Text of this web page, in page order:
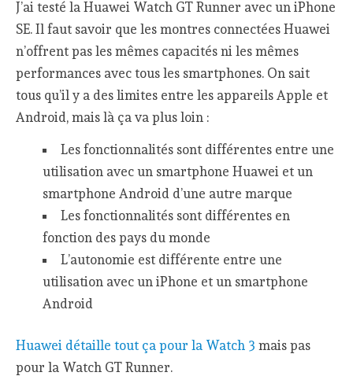
J’ai testé la Huawei Watch GT Runner avec un iPhone
SE. Il faut savoir que les montres connectées Huawei
n’offrent pas les mêmes capacités ni les mêmes
performances avec tous les smartphones. On sait
tous qu’il y a des limites entre les appareils Apple et
Android, mais là ça va plus loin :
Les fonctionnalités sont différentes entre une
utilisation avec un smartphone Huawei et un
smartphone Android d’une autre marque
Les fonctionnalités sont différentes en
fonction des pays du monde
L’autonomie est différente entre une
utilisation avec un iPhone et un smartphone
Android
Huawei détaille tout ça pour la Watch 3 mais pas
pour la Watch GT Runner.